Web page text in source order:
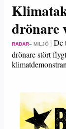
drönare
RADAR– MILJÖ |De
drönare stört